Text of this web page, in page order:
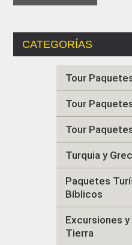
CATEGORÍAS
Tour
Tour
Tour
Turquia y
Paquetes
Bíblicos
Excursiones
Tierra